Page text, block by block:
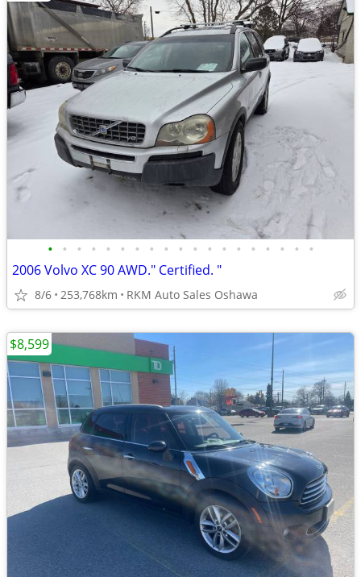
• • • • • • • • • • • • • • • • • • •
2006 Volvo XC 90 AWD." Certified. "
8/6 253,768km RKM Auto Sales Oshawa
$8,599